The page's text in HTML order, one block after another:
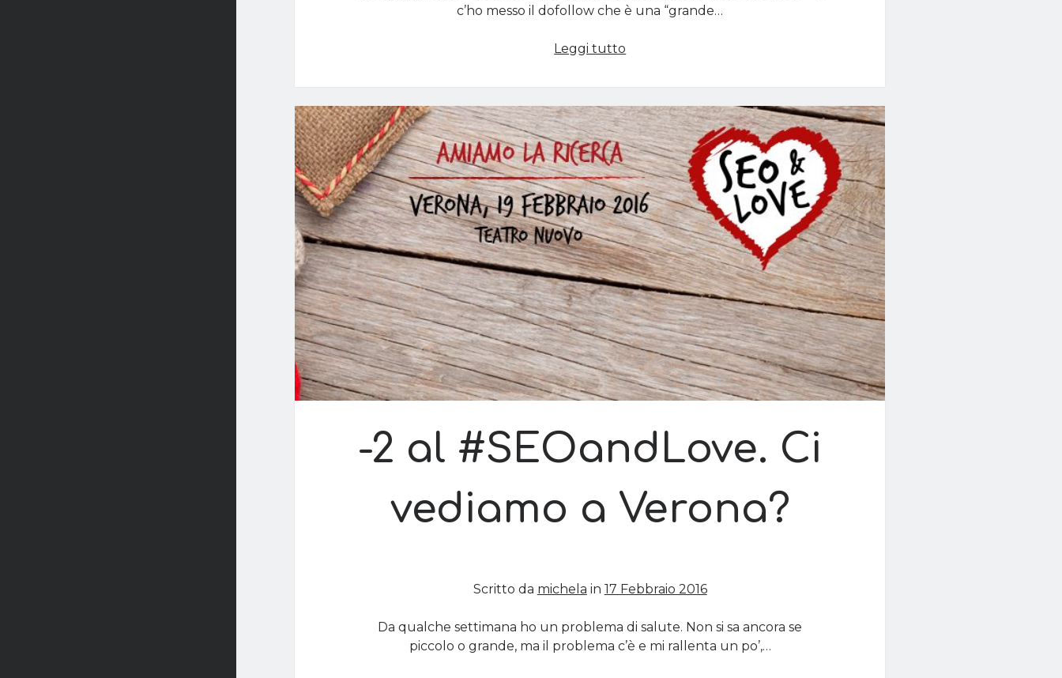
c’ho messo il dofollow che è una “grande…
Leggi tutto
al
#SEOandLove
(in
tutte
le
sue
forme)
-2 al #SEOandLove. Ci
vediamo a Verona?
Scritto da michela in 17 Febbraio 2016
Da qualche settimana ho un problema di salute. Non si sa ancora se
piccolo o grande, ma il problema c’è e mi rallenta un po’,…